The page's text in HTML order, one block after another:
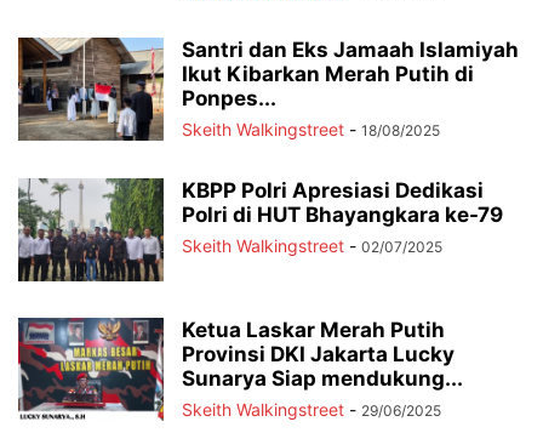
Santri dan Eks Jamaah Islamiyah
Ikut Kibarkan Merah Putih di
Ponpes...
Skeith Walkingstreet - 18/08/2025
KBPP Polri Apresiasi Dedikasi
Polri di HUT Bhayangkara ke-79
Skeith Walkingstreet - 02/07/2025
Ketua Laskar Merah Putih
Provinsi DKI Jakarta Lucky
Sunarya Siap mendukung...
Skeith Walkingstreet - 29/06/2025